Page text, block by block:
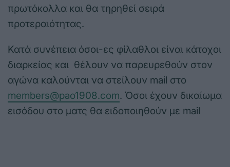
πρωτόκολλα και θα τηρηθεί σειρά
προτεραιότητας.
Κατά συνέπεια όσοι-ες φίλαθλοι είναι κάτοχοι
διαρκείας και θέλουν να παρευρεθούν στον
αγώνα καλούνται να στείλουν mail στο
members@pao1908.com. Όσοι έχουν δικαίωμα
εισόδου στο ματς θα ειδοποιηθούν με mail